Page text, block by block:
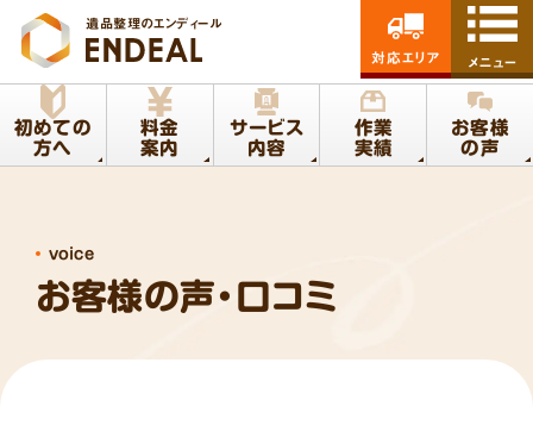
遺品整理のエンディール
初めての
方へ
料金
案内
サービス
内容
作業
実績
お客様
の声
対応エリア メニュー
お客様の声・口コミ
voice